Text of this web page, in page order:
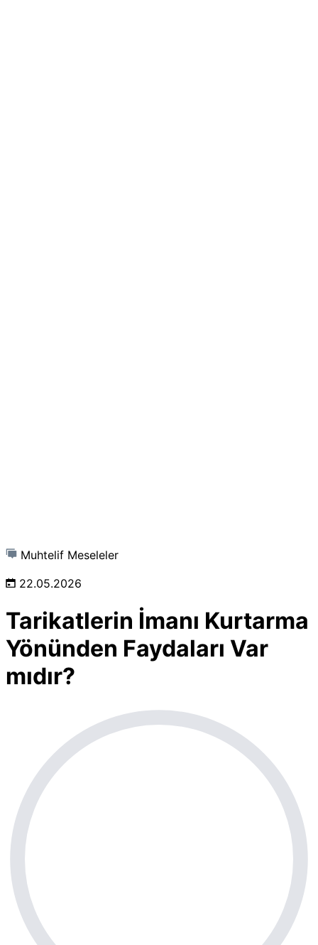
Muhtelif Meseleler
22.05.2026
Tarikatlerin İmanı Kurtarma
Yönünden Faydaları Var
mıdır?